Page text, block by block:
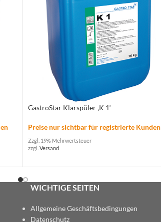
GastroStar Klarspüler ‚K 1‘
Preise nur sichtbar für registrierte Kunden
Zzgl. 19% Mehrwertsteuer
zzgl. Versand
WICHTIGE SEITEN
Allgemeine Geschäftsbedingungen
Datenschutz